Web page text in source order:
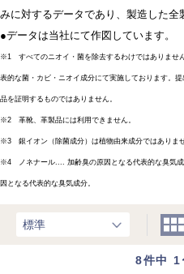
みに対するデータであり、製造した全
●データは当社にて作図しています。
※1 すべてのニオイ・菌を除去するわけではありませ
表的な菌・カビ・ニオイ成分にて実施しております。
品を証明するものではありません。
※2 革靴、革製品には利用できません。
※3 銀イオン（除菌成分）は植物由来成分ではありませ
※4 ノネナール.... 加齢臭の原因となる代表的な臭気
因となる代表的な臭気成分。
8件中 1